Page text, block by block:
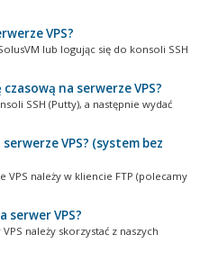
VPS?
lub logując się do konsoli SSH
na serwerze VPS?
SSH (Putty), a następnie wydać
VPS? (system bez
VPS należy w kliencie FTP (polecamy
serwer VPS?
należy skorzystać z naszych